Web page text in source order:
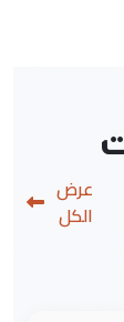
عرض
الكل